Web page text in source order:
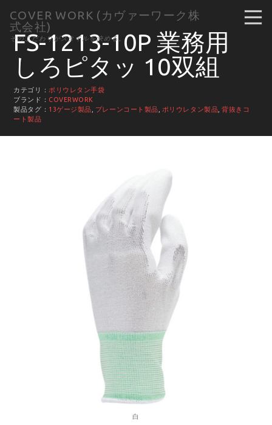
COVER WORK (カヴァーワーク株
式会社)
そのこだわりがスタイルを決める。
FS-1213-10P 業務用
しろピタッ 10双組
カテゴリ： ポリウレタン手袋
ブランド： COVERWORK
製品タグ： 13ゲージ製品 プレーンコート製品 ポリウレタン製品 ,背抜きコ
ート製品
白